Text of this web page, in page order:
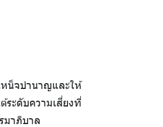
หน็จบำนาญและให้
ระดับความเสี่ยงที่
มาภิบาล